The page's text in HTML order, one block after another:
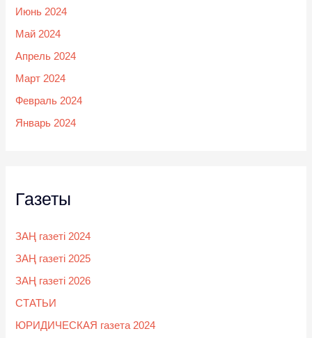
Июнь 2024
Май 2024
Апрель 2024
Март 2024
Февраль 2024
Январь 2024
Газеты
ЗАҢ газеті 2024
ЗАҢ газеті 2025
ЗАҢ газеті 2026
СТАТЬИ
ЮРИДИЧЕСКАЯ газета 2024